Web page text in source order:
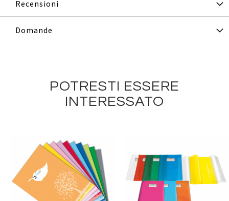
Recensioni
Domande
POTRESTI ESSERE
INTERESSATO